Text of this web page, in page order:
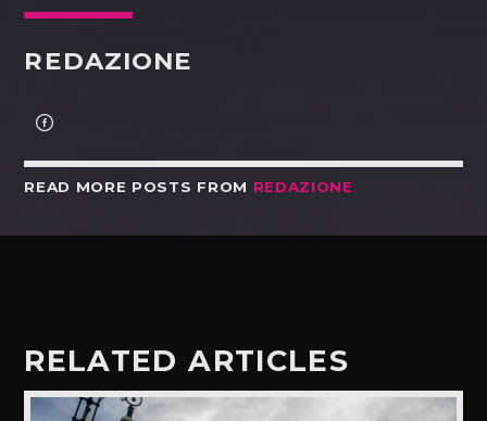
REDAZIONE
READ MORE POSTS FROM REDAZIONE
RELATED ARTICLES